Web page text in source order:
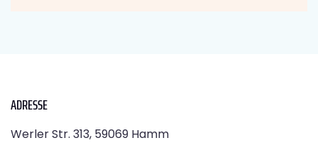
ADRESSE
Werler Str. 313, 59069 Hamm